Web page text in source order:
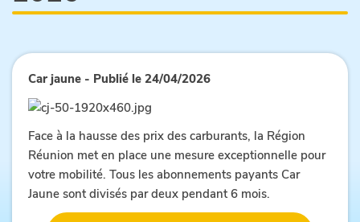
Car jaune - Publié le 24/04/2026
Face à la hausse des prix des carburants, la Région
Réunion met en place une mesure exceptionnelle pour
votre mobilité. Tous les abonnements payants Car
Jaune sont divisés par deux pendant 6 mois.